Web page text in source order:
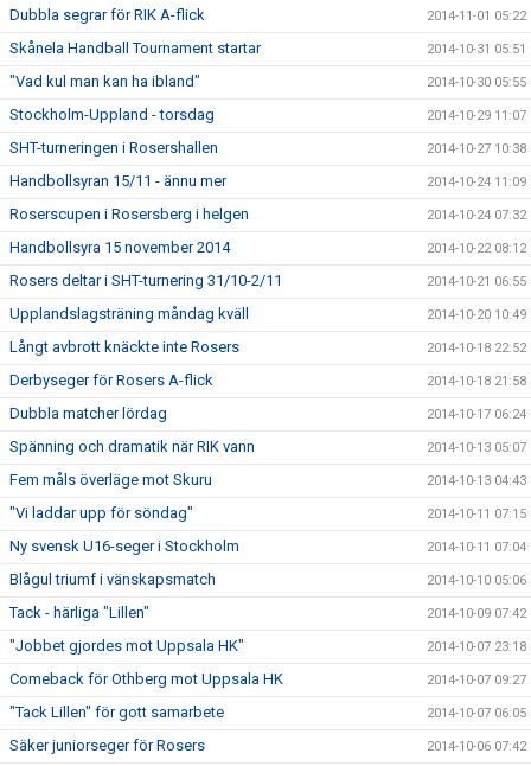
Dubbla segrar för RIK A-flick 2014-11-01 05:22
Skånela Handball Tournament startar 2014-10-31 05:51
"Vad kul man kan ha ibland" 2014-10-30 05:55
Stockholm-Uppland - torsdag 2014-10-29 11:07
SHT-turneringen i Rosershallen 2014-10-27 10:38
Handbollsyran 15/11 - ännu mer 2014-10-24 11:09
Roserscupen i Rosersberg i helgen 2014-10-24 07:32
Handbollsyra 15 november 2014 2014-10-22 08:12
Rosers deltar i SHT-turnering 31/10-2/11 2014-10-21 06:55
Upplandslagsträning måndag kväll 2014-10-20 10:49
Långt avbrott knäckte inte Rosers 2014-10-18 22:52
Derbyseger för Rosers A-flick 2014-10-18 21:58
Dubbla matcher lördag 2014-10-17 06:24
Spänning och dramatik när RIK vann 2014-10-13 05:07
Fem måls överläge mot Skuru 2014-10-13 04:43
"Vi laddar upp för söndag" 2014-10-11 07:15
Ny svensk U16-seger i Stockholm 2014-10-11 07:04
Blågul triumf i vänskapsmatch 2014-10-10 05:06
Tack - härliga "Lillen" 2014-10-09 07:42
"Jobbet gjordes mot Uppsala HK" 2014-10-07 23:18
Comeback för Othberg mot Uppsala HK 2014-10-07 09:27
"Tack Lillen" för gott samarbete 2014-10-07 06:05
Säker juniorseger för Rosers 2014-10-06 07:42